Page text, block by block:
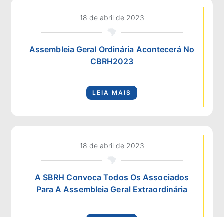
18 de abril de 2023
Assembleia Geral Ordinária Acontecerá No
CBRH2023
LEIA MAIS
18 de abril de 2023
A SBRH Convoca Todos Os Associados
Para A Assembleia Geral Extraordinária